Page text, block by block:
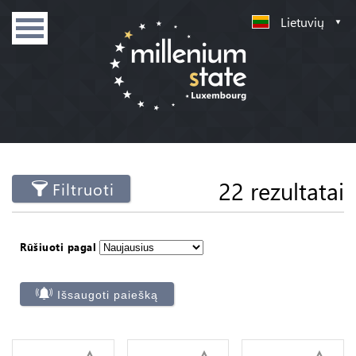
Lietuvių
Filtruoti 22 rezultatai
Rūšiuoti pagal
Išsaugoti paiešką